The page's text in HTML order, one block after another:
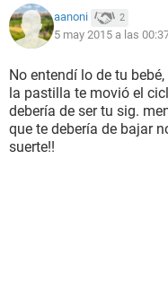
aanoni 2
5 may 2015 a las
No entendí lo de tu
la pastilla te movió el
debería de ser tu sig.
que te debería de bajar
suerte!!